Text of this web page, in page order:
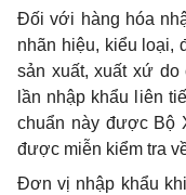
Đối với hàng hóa
nhãn hiệu, kiểu loại,
sản xuất, xuất xứ
lần nhập khẩu liên
chuẩn này được Bộ
được miễn kiểm tra
Đơn vị nhập khẩu